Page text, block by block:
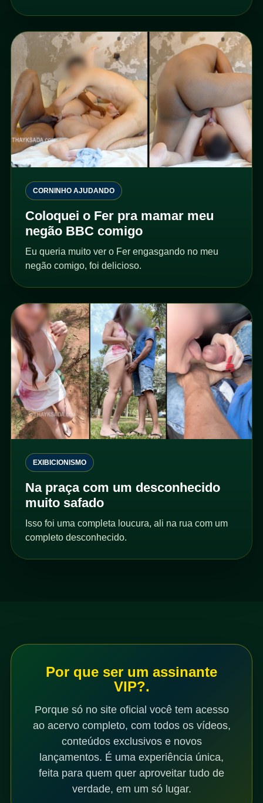
CORNINHO AJUDANDO
Coloquei o Fer pra mamar meu
negão BBC comigo
Eu queria muito ver o Fer engasgando no meu
negão comigo, foi delicioso.
EXIBICIONISMO
Na praça com um desconhecido
muito safado
Isso foi uma completa loucura, ali na rua com um
completo desconhecido.
Por que ser um assinante
VIP?.
Porque só no site oficial você tem acesso
ao acervo completo, com todos os vídeos,
conteúdos exclusivos e novos
lançamentos. É uma experiência única,
feita para quem quer aproveitar tudo de
verdade, em um só lugar.